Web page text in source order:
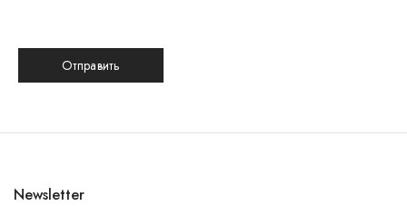
Newsletter